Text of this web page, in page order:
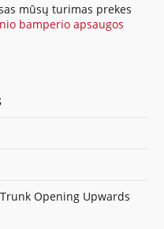
mūsų turimas prekes
bamperio apsaugos
Opening Upwards